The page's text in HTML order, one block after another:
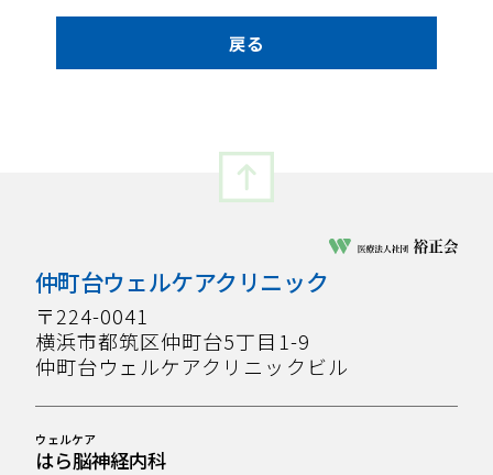
戻る
仲町台ウェルケアクリニック
〒224-0041
横浜市都筑区仲町台5丁目1-9
仲町台ウェルケアクリニックビル
ウェルケア
はら脳神経内科